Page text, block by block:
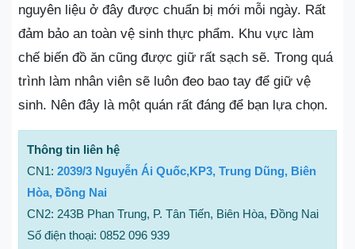
nguyên liệu ở đây được chuẩn bị mới mỗi ngày. Rất
đảm bảo an toàn vệ sinh thực phẩm. Khu vực làm
chế biến đồ ăn cũng được giữ rất sạch sẽ. Trong quá
trình làm nhân viên sẽ luôn đeo bao tay để giữ vệ
sinh. Nên đây là một quán rất đáng để bạn lựa chọn.
Thông tin liên hệ
CN1: 2039/3 Nguyễn Ái Quốc,KP3, Trung Dũng, Biên
Hòa, Đồng Nai
CN2: 243B Phan Trung, P. Tân Tiến, Biên Hòa, Đồng Nai
Số điện thoại: 0852 096 939